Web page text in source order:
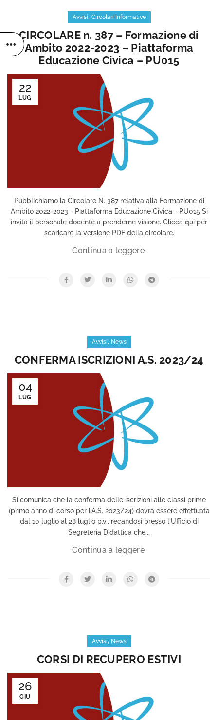
Avvisi, Circolari Informative
CIRCOLARE n. 387 – Formazione di
Ambito 2022-2023 – Piattaforma
Educazione Civica – PU015
22
LUG
Pubblichiamo la Circolare N. 387 relativa alla Formazione di
Ambito 2022-2023 - Piattaforma Educazione Civica - PU015 Si
invita il personale docente a prenderne visione. Clicca qui per
scaricare la versione PDF della circolare.
Avvisi, News
CONFERMA ISCRIZIONI A.S. 2023/24
04
LUG
Si comunica che la conferma delle iscrizioni alle classi prime
(primo anno di corso per l'A.S. 2023/24) dovrà essere effettuata
dal 10 luglio al 28 luglio p.v., recandosi presso l'Ufficio di
Segreteria Didattica che...
Avvisi, News
CORSI DI RECUPERO ESTIVI
26
GIU